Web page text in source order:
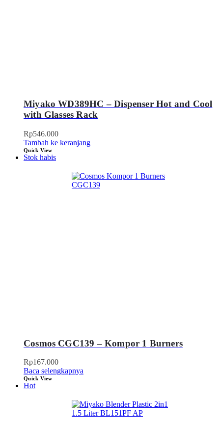
Miyako WD389HC – Dispenser Hot and Cool
with Glasses Rack
Rp546.000
Tambah ke keranjang
Quick View
Stok habis
Cosmos CGC139 – Kompor 1 Burners
Rp167.000
Baca selengkapnya
Quick View
Hot